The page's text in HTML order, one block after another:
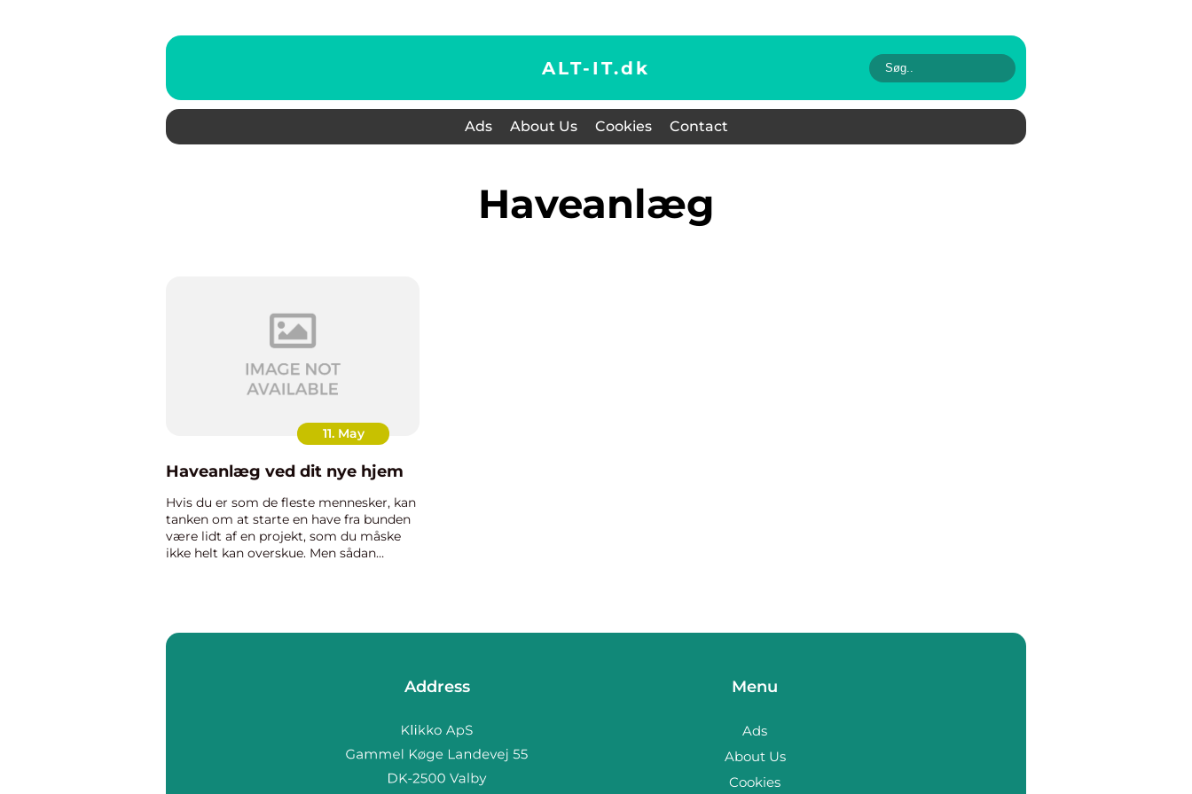
ALT-IT.dk
Ads About Us Cookies Contact
haveanlæg
11. May
Haveanlæg ved dit nye hjem
Hvis du er som de fleste mennesker, kan
tanken om at starte en have fra bunden
være lidt af en projekt, som du måske
ikke helt kan overskue. Men sådan
Address Menu
Ads
About Us
Cookies